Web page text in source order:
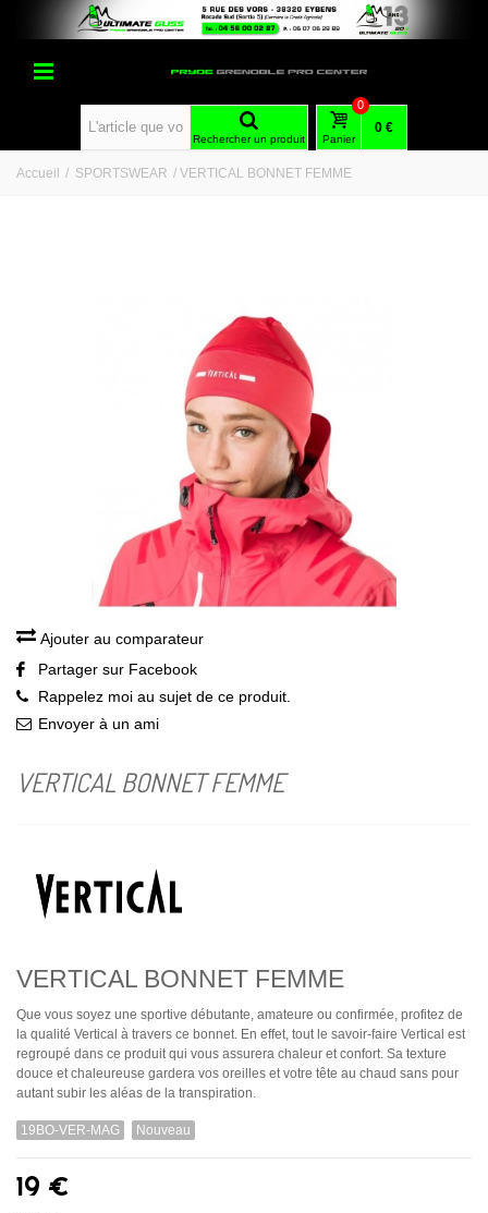
Rechercher un produit Panier
0
0 €
Accueil / SPORTSWEAR / VERTICAL BONNET FEMME
Ajouter au comparateur
Partager sur Facebook
Rappelez moi au sujet de ce produit.
Envoyer à un ami
VERTICAL BONNET FEMME
VERTICAL BONNET FEMME
Que vous soyez une sportive débutante, amateure ou confirmée, profitez de
la qualité Vertical à travers ce bonnet. En effet, tout le savoir-faire Vertical est
regroupé dans ce produit qui vous assurera chaleur et confort. Sa texture
douce et chaleureuse gardera vos oreilles et votre tête au chaud sans pour
autant subir les aléas de la transpiration.
19BO-VER-MAG Nouveau
19 €